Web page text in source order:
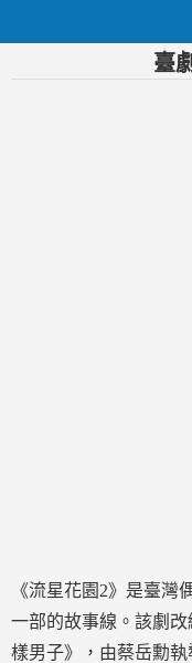
臺
《流星花園2》是臺灣
一部的故事線。該劇
樣男子》，由蔡岳勳